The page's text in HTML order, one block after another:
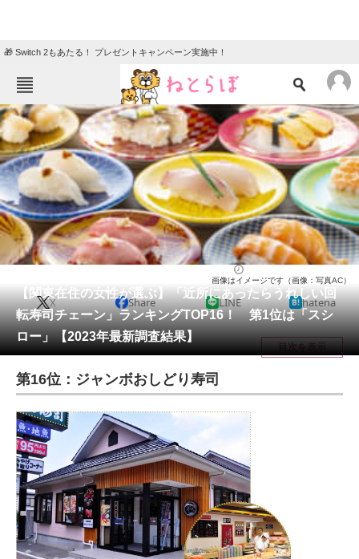
🎁 Switch 2もあたる！ プレゼントキャンペーン実施中！
ねとらぼメニュー
TOP ニュース
エンタメ クイズ
グルメ 地域
住まい 教育・育児
動物 リサーチ
会員記事
メディア
注目記事を集めた総合ページ
ITの今と未来を見通す
スマホと通信の最新トレンド
進化するPCとデバイスの未来
好きが集まる 比べて選べる
ビジネスと働き方のヒント
【関東在住の女性が選ぶ】「近所にあったらうれしい回
転寿司チェーン」ランキングTOP16！ 第1位は「スシ
ロー」【2023年最新調査結果】
画像はイメージです（画像：写真AC）
X Share LINE hatena
目次を表示
第16位：ジャンボおしどり寿司